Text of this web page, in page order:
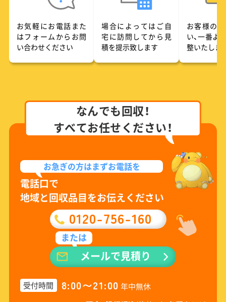
お気軽にお電話また
はフォームからお問
い合わせください
場合によってはご自
宅に訪問してから見
積を提示致します
お客様の
い、一番よ
整いたしま
なんでも回収！
すべてお任せください！
お急ぎの方はまずお電話を
電話口で
地域と回収品目をお伝えください
0120-756-160
または
メールで見積り
受付時間 8:00〜21:00 年中無休